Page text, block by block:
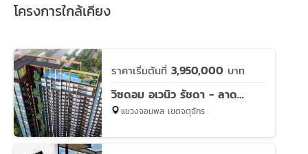
โครงการใกล้เคียง
ราคาเริ่มต้นที่ 3,950,000 บาท
วิซดอม อเวนิว รัชดา - ลาดพร้าว
แขวงจอมพล เขตจตุจักร